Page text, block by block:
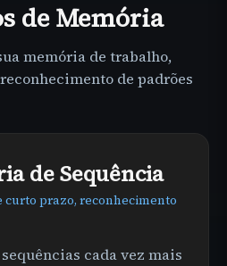
de Memória
memória de trabalho,
de padrões
de Sequência
curto prazo, reconhecimento
cada vez mais